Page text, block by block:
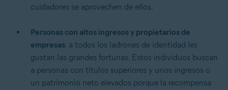
cuidadores se aprovechen de ellos.
Personas con altos ingresos y propietarios de
empresas: a todos los ladrones de identidad les
gustan las grandes fortunas. Estos individuos buscan
a personas con títulos superiores y unos ingresos o
un patrimonio neto elevados porque la recompensa